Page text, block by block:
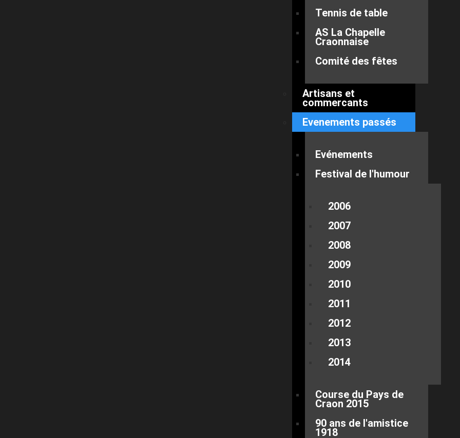
Tennis de table
AS La Chapelle
Craonnaise
Comité des fêtes
Artisans et
commercants
Evenements passés
Evénements
Festival de l'humour
2006
2007
2008
2009
2010
2011
2012
2013
2014
Course du Pays de
Craon 2015
90 ans de l'amistice
1918